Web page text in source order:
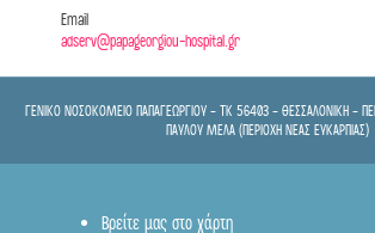
Email
adserv@papageorgiou-hospital.gr
ΓΕΝΙΚΟ ΝΟΣΟΚΟΜΕΙΟ ΠΑΠΑΓΕΩΡΓΙΟΥ - TK 56403 - ΘΕΣΣΑΛΟΝΙΚΗ -
ΠΑΥΛΟΥ ΜΕΛΑ (ΠΕΡΙΟΧΗ ΝΕΑΣ ΕΥΚΑΡΠΙΑΣ)
Βρείτε μας στο χάρτη